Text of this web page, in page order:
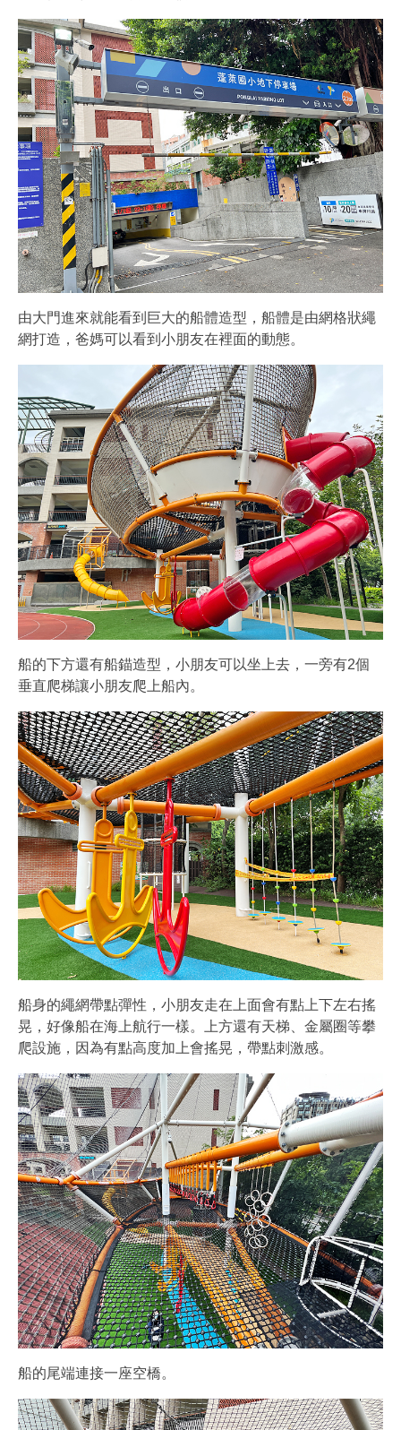
由大門進來就能看到巨大的船體造型，船體是由網格狀繩
網打造，爸媽可以看到小朋友在裡面的動態。
船的下方還有船錨造型，小朋友可以坐上去，一旁有2個
垂直爬梯讓小朋友爬上船內。
船身的繩網帶點彈性，小朋友走在上面會有點上下左右搖
晃，好像船在海上航行一樣。上方還有天梯、金屬圈等攀
爬設施，因為有點高度加上會搖晃，帶點刺激感。
船的尾端連接一座空橋。